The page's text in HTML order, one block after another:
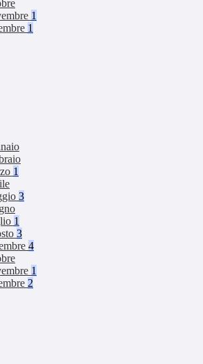
1
1
1
3
1
3
4
1
2